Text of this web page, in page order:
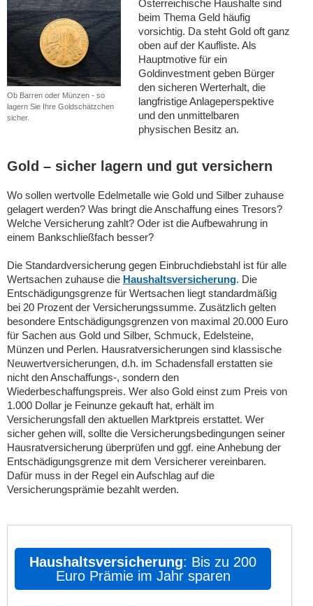
Ob Barren oder Münzen - so
lagern Sie Ihre Goldschätzchen
sicher.
Österreichische Haushalte sind
beim Thema Geld häufig
vorsichtig. Da steht Gold oft ganz
oben auf der Kaufliste. Als
Hauptmotive für ein
Goldinvestment geben Bürger
den sicheren Werterhalt, die
langfristige Anlageperspektive
und den unmittelbaren
physischen Besitz an.
Gold – sicher lagern und gut versichern
Wo sollen wertvolle Edelmetalle wie Gold und Silber zuhause
gelagert werden? Was bringt die Anschaffung eines Tresors?
Welche Versicherung zahlt? Oder ist die Aufbewahrung in
einem Bankschließfach besser?
Die Standardversicherung gegen Einbruchdiebstahl ist für alle
Wertsachen zuhause die Haushaltsversicherung. Die
Entschädigungsgrenze für Wertsachen liegt standardmäßig
bei 20 Prozent der Versicherungssumme. Zusätzlich gelten
besondere Entschädigungsgrenzen von maximal 20.000 Euro
für Sachen aus Gold und Silber, Schmuck, Edelsteine,
Münzen und Perlen. Hausratversicherungen sind klassische
Neuwertversicherungen, d.h. im Schadensfall erstatten sie
nicht den Anschaffungs-, sondern den
Wiederbeschaffungspreis. Wer also Gold einst zum Preis von
1.000 Dollar je Feinunze gekauft hat, erhält im
Versicherungsfall den aktuellen Marktpreis erstattet. Wer
sicher gehen will, sollte die Versicherungsbedingungen seiner
Hausratversicherung überprüfen und ggf. eine Anhebung der
Entschädigungsgrenze mit dem Versicherer vereinbaren.
Dafür muss in der Regel ein Aufschlag auf die
Versicherungsprämie bezahlt werden.
Haushaltsversicherung: Bis zu 200
Euro Prämie im Jahr sparen